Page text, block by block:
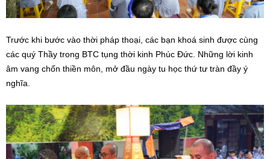
Trước khi bước vào thời pháp thoại, các bạn khoá sinh được cùng
các quý Thầy trong BTC tụng thời kinh Phúc Đức. Những lời kinh
âm vang chốn thiền môn, mở đầu ngày tu học thứ tư tràn đầy ý
nghĩa.